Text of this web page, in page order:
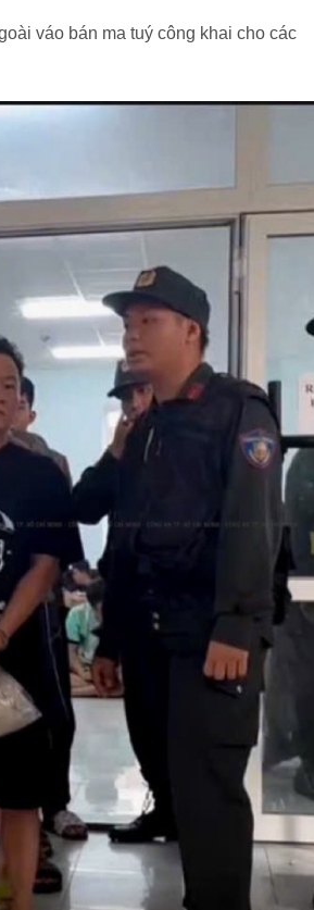
váo bán ma tuý công khai cho các